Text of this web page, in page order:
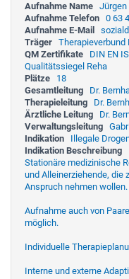
Aufnahme Name Jürgen
Aufnahme Telefon 0 63
Aufnahme E-Mail
Träger Therapieverbund
QM Zertifikate
DIN EN
Qualitätssiegel Reha
Plätze
18
Gesamtleitung
Dr.
Therapieleitung
Dr.
Ärztliche Leitung
Dr.
Verwaltungsleitung
Indikation
Illegale
Indikation Beschreibung
Stationäre medizinische
und Alleinerziehende, die
Anspruch nehmen wollen.
Aufnahme auch von
möglich.
Individuelle
Interne und externe